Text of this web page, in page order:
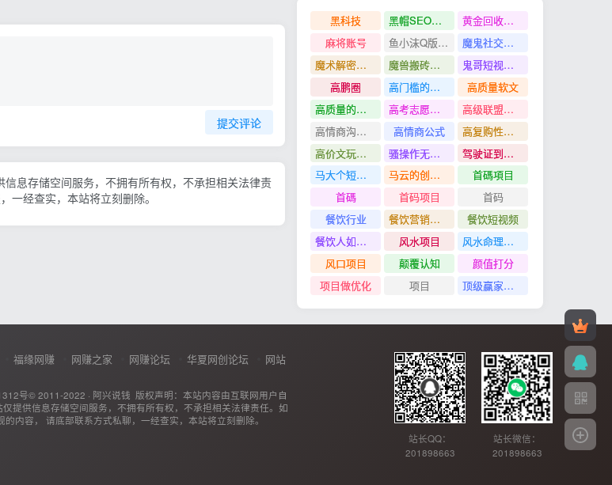
提交评论
息存储空间服务，不拥有所有权，不承担相关法律责
一经查实，本站将立刻删除。
黑科技 黑帽SEO案例分析
黄金回收奢侈品
麻将账号
鱼小沫Q版人物团练课
魔鬼社交实战课全套课程
魔术解密教程
魔兽搬砖搞钱
鬼哥短视频底层逻辑
高鹏圈
高门槛的生意
高质量软文
高质量的问答和知识分享
高考志愿填报
高级联盟营销教程
高情商沟通管理课
高情商公式
高复购性行业
高价文玩众筹分红项目
骚操作无脑裂变
驾驶证到期换证
马大个短视频投放课
马云的创业故事
首碼項目
首碼
首码项目
首码
餐饮行业
餐饮营销管理特训班
餐饮短视频
餐饮人如何用团购给门店拓客
风水项目
风水命理项目
风口项目
颠覆认知
颜值打分
项目做优化
项目 顶级赢家思维
福缘网赚 网赚之家 网赚论坛 华夏网创论坛
网站
号© 2011-2022 · 阿兴说钱 版权声明：本站内容由互联网用户自
提供信息存储空间服务，不拥有所有权，不承担相关法律责任。如
内容， 请底部联系方式私聊，一经查实，本站将立刻删除。
站长QQ：
201898663
站长微信：
201898663